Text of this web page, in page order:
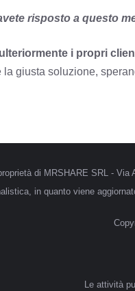
risposto a questo
i propri
la giusta soluzione,
di MRSHARE SRL -
in quanto viene
Le attività